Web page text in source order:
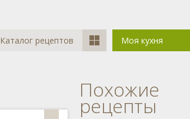
Каталог рецептов Моя кухня
Похожие
рецепты